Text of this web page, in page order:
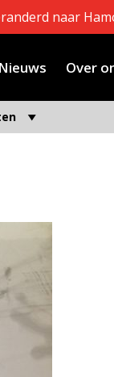
naar
Nieuws Over